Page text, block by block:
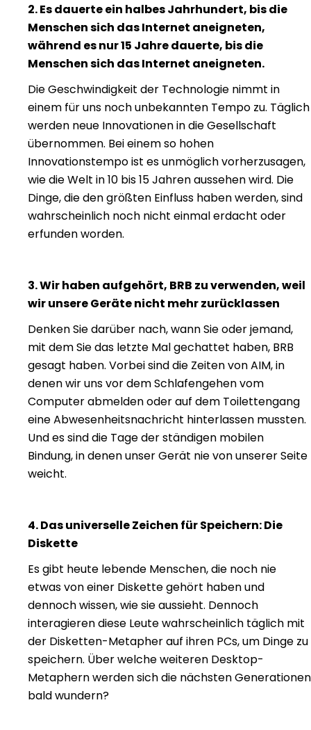
2. Es dauerte ein halbes Jahrhundert, bis die
Menschen sich das Internet aneigneten,
während es nur 15 Jahre dauerte, bis die
Menschen sich das Internet aneigneten.
Die Geschwindigkeit der Technologie nimmt in
einem für uns noch unbekannten Tempo zu. Täglich
werden neue Innovationen in die Gesellschaft
übernommen. Bei einem so hohen
Innovationstempo ist es unmöglich vorherzusagen,
wie die Welt in 10 bis 15 Jahren aussehen wird. Die
Dinge, die den größten Einfluss haben werden, sind
wahrscheinlich noch nicht einmal erdacht oder
erfunden worden.
3. Wir haben aufgehört, BRB zu verwenden, weil
wir unsere Geräte nicht mehr zurücklassen
Denken Sie darüber nach, wann Sie oder jemand,
mit dem Sie das letzte Mal gechattet haben, BRB
gesagt haben. Vorbei sind die Zeiten von AIM, in
denen wir uns vor dem Schlafengehen vom
Computer abmelden oder auf dem Toilettengang
eine Abwesenheitsnachricht hinterlassen mussten.
Und es sind die Tage der ständigen mobilen
Bindung, in denen unser Gerät nie von unserer Seite
weicht.
4. Das universelle Zeichen für Speichern: Die
Diskette
Es gibt heute lebende Menschen, die noch nie
etwas von einer Diskette gehört haben und
dennoch wissen, wie sie aussieht. Dennoch
interagieren diese Leute wahrscheinlich täglich mit
der Disketten-Metapher auf ihren PCs, um Dinge zu
speichern. Über welche weiteren Desktop-
Metaphern werden sich die nächsten Generationen
bald wundern?